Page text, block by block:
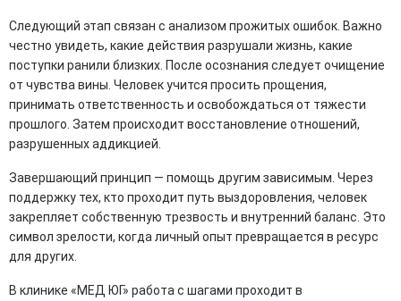
Следующий этап связан с анализом прожитых ошибок. Важно
честно увидеть, какие действия разрушали жизнь, какие
поступки ранили близких. После осознания следует очищение
от чувства вины. Человек учится просить прощения,
принимать ответственность и освобождаться от тяжести
прошлого. Затем происходит восстановление отношений,
разрушенных аддикцией.
Завершающий принцип — помощь другим зависимым. Через
поддержку тех, кто проходит путь выздоровления, человек
закрепляет собственную трезвость и внутренний баланс. Это
символ зрелости, когда личный опыт превращается в ресурс
для других.
В клинике «МЕД ЮГ» работа с шагами проходит в